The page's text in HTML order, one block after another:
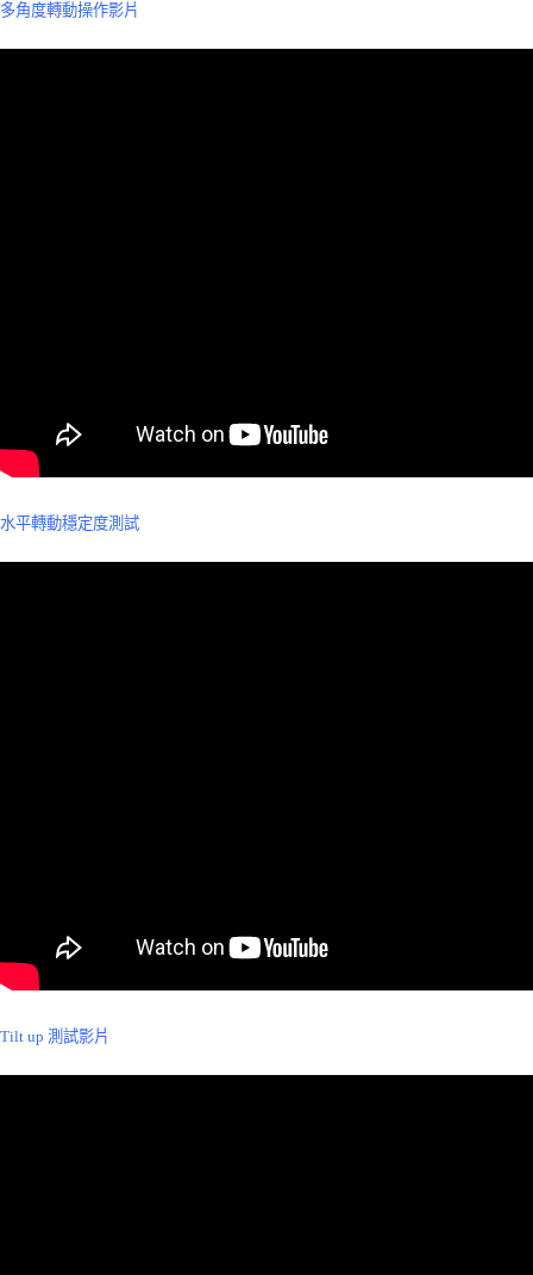
多角度轉動操作影片
水平轉動穩定度測試
Tilt up 測試影片